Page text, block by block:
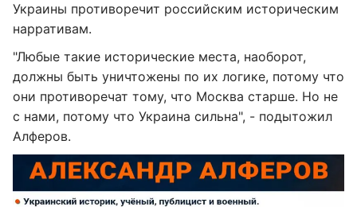
Украины противоречит российским историческим
нарративам.
"Любые такие исторические места, наоборот,
должны быть уничтожены по их логике, потому что
они противоречат тому, что Москва старше. Но не
с нами, потому что Украина сильна", - подытожил
Алферов.